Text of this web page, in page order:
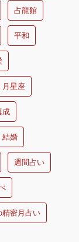
占龍館
平和
月星座
成
結婚
週間占い
精密月占い